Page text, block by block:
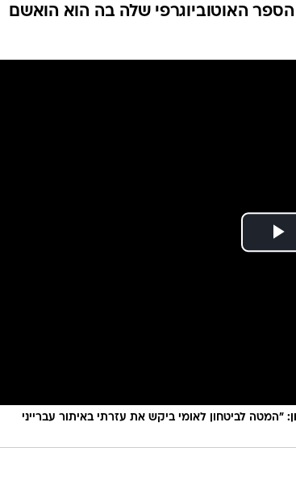
האוטוביוגרפי שלה בה הוא הואשם
"המטה לביטחון לאומי ביקש את עזרתי באיתור עברייני